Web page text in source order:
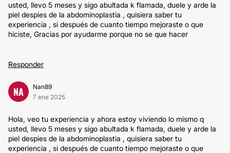
usted, llevo 5 meses y sigo abultada k flamada, duele y arde la
piel despies de la abdominoplastia , quisiera saber tu
experiencia , si después de cuanto tiempo mejoraste o que
hiciste, Gracias por ayudarme porque no se que hacer
Responder
NA
Nan89
7 ene 2025
Hola, veo tu experiencia y ahora estoy viviendo lo mismo q
usted, llevo 5 meses y sigo abultada k flamada, duele y arde la
piel despies de la abdominoplastia , quisiera saber tu
experiencia , si después de cuanto tiempo mejoraste o que